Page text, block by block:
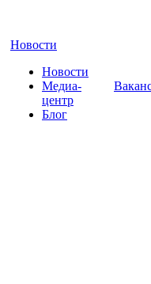
Новости
Новости
Медиа-
центр
Блог